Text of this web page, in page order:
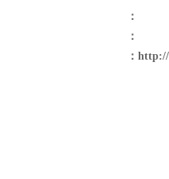
：
：
： http://